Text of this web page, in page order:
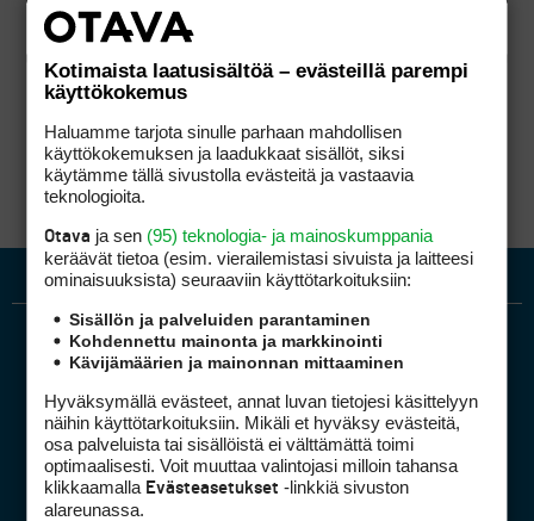
Golfpiste mediakortti
Kotimaista laatusisältöä – evästeillä parempi
käyttökokemus
Haluamme tarjota sinulle parhaan mahdollisen
käyttökokemuksen ja laadukkaat sisällöt, siksi
käytämme tällä sivustolla evästeitä ja vastaavia
teknologioita.
Otava ja sen (95) teknologia- ja mainoskumppania
keräävät tietoa (esim. vierailemis­tasi sivuista ja laitteesi
ominaisuuk­sista) seuraaviin käyttötarkoituksiin:
Sisällön ja palveluiden parantaminen
Kohdennettu mainonta ja markkinointi
Kävijämäärien ja mainonnan mittaaminen
Hyväksymällä evästeet, annat luvan tietojesi käsittelyyn
näihin käyttötarkoituksiin. Mikäli et hyväksy evästeitä,
osa palveluista tai sisällöistä ei välttämättä toimi
optimaalisesti. Voit muuttaa valintojasi milloin tahansa
klikkaamalla Evästeasetukset -linkkiä sivuston
alareunassa.